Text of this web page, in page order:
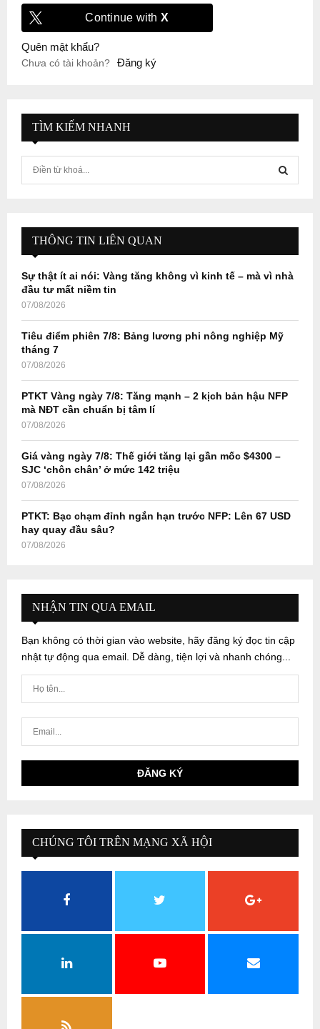
Continue with X
Quên mật khẩu?
Chưa có tài khoản? Đăng ký
TÌM KIẾM NHANH
f
r
E
A
H
THÔNG TIN LIÊN QUAN
Sự thật ít ai nói: Vàng tăng không vì kinh tế – mà vì nhà
đầu tư mất niềm tin
07/08/2026
Tiêu điểm phiên 7/8: Bảng lương phi nông nghiệp Mỹ
tháng 7
07/08/2026
PTKT Vàng ngày 7/8: Tăng mạnh – 2 kịch bản hậu NFP
mà NĐT cần chuẩn bị tâm lí
07/08/2026
Giá vàng ngày 7/8: Thế giới tăng lại gần mốc $4300 –
SJC ‘chôn chân’ ở mức 142 triệu
07/08/2026
PTKT: Bạc chạm đỉnh ngắn hạn trước NFP: Lên 67 USD
hay quay đầu sâu?
07/08/2026
NHẬN TIN QUA EMAIL
Bạn không có thời gian vào website, hãy đăng ký đọc tin cập
nhật tự động qua email. Dễ dàng, tiện lợi và nhanh chóng...
CHÚNG TÔI TRÊN MẠNG XÃ HỘI